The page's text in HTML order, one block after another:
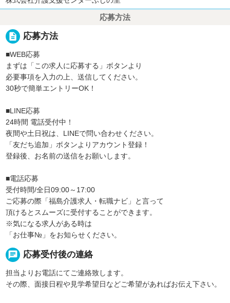
応募方法
description 応募方法
■WEB応募
まずは「この求人に応募する」ボタンより
必要事項を入力の上、送信してください。
30秒で簡単エントリーOK！
■LINE応募
24時間 電話受付中！
夜間や土日祝は、LINEで問い合わせください。
「友だち追加」ボタンよりアカウント登録！
登録後、お名前の送信をお願いします。
■電話応募
受付時間/全日09:00～17:00
ご応募の際「福島介護求人・転職ナビ」と言って
頂けるとスムーズに受付することができます。
※気になる求人がある時は
「お仕事№」をお知らせください。
chat 応募受付後の連絡
担当よりお電話にてご連絡致します。
その際、面接日程や見学希望日などご希望があればお伝え下さい。